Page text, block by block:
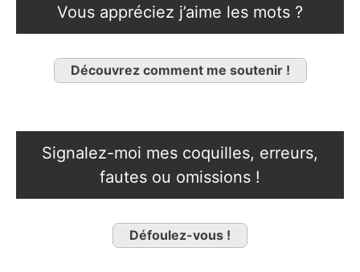
Vous appréciez j’aime les mots ?
Découvrez comment me soutenir !
Signalez-moi mes coquilles, erreurs,
fautes ou omissions !
Défoulez-vous !